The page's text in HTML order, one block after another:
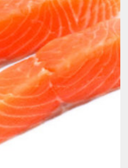
BIO élaboré aux 3 baies bio